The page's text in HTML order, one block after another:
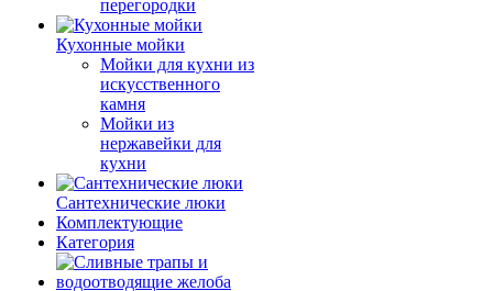
перегородки
Кухонные мойки
Мойки для кухни из
искусственного
камня
Мойки из
нержавейки для
кухни
Сантехнические люки
Комплектующие
Категория